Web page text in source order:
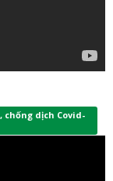
chống dịch Covid-